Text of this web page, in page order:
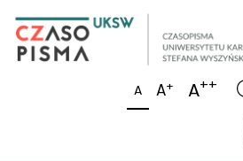
A A+ A++